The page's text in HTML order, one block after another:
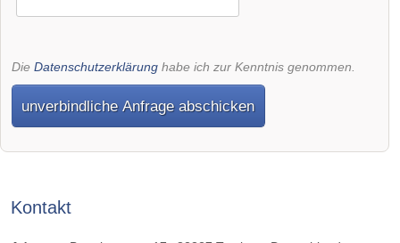
Die Datenschutzerklärung habe ich zur Kenntnis genommen.
unverbindliche Anfrage abschicken
Kontakt